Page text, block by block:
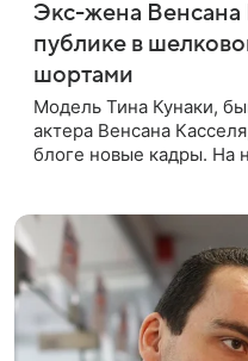
Экс-жена Венсана
публике в
шортами
Модель Тина Кунаки,
актера Венсана
блоге новые кадры. На